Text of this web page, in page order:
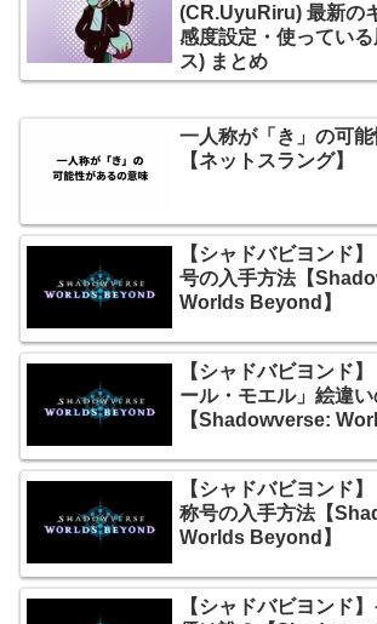
(CR.UyuRiru) 最新の
感度設定・使ってい
ス) まとめ
一人称が「き」の可
【ネットスラング】
【シャドバビヨンド
号の入手方法【
Worlds Beyond】
【シャドバビヨンド
ール・モエル」絵違
【Shadowverse:
【シャドバビヨンド
称号の入手方法【
Worlds Beyond】
【シャドバビヨンド